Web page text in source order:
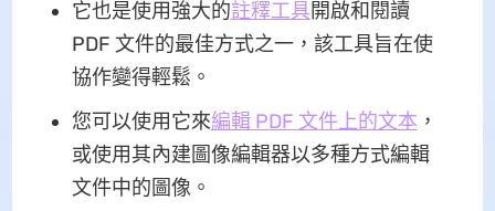
它也是使用強大的註釋工具開啟和閱讀
PDF 文件的最佳方式之一，該工具旨在使
協作變得輕鬆。
您可以使用它來編輯 PDF 文件上的文本 ，
或使用其內建圖像編輯器以多種方式編輯
文件中的圖像。